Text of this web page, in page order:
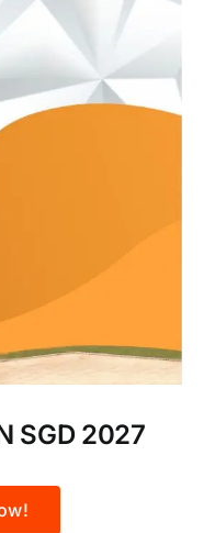
SGD 2027